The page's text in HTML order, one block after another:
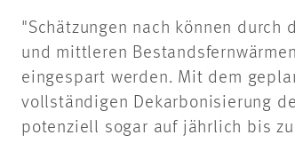
"Schätzungen nach können
und mittleren
eingespart werden. Mit dem
vollständigen Dekarbonisierung
potenziell sogar auf jährlich bis